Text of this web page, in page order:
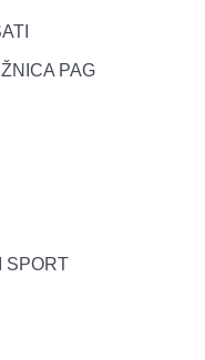
PAG
SPORT